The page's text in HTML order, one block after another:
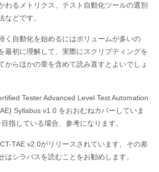
わるメトリクス、テスト自動化ツールの選別
などです。
く自動化を始めるにはボリュームが多いの
最初に理解して、実際にスクリプティングを
からほかの章を含めて読み直すとよいでしょ
Tester Advanced Level Test Automation
Syllabus v1.0 をおおむねカバーしていま
指している場合、参考になります。
TAE v2.0がリリースされています。その差
はシラバスを読むことをお勧めします。